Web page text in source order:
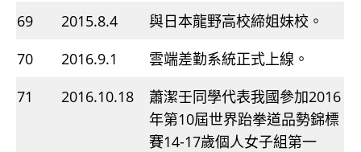
69
2015.8.4
與日本龍野高校締姐妹校。
70
2016.9.1
雲端差勤系統正式上線。
71
2016.10.18
蕭潔壬同學代表我國參加2016
年第10屆世界跆拳道品勢錦標
賽14-17歲個人女子組第一